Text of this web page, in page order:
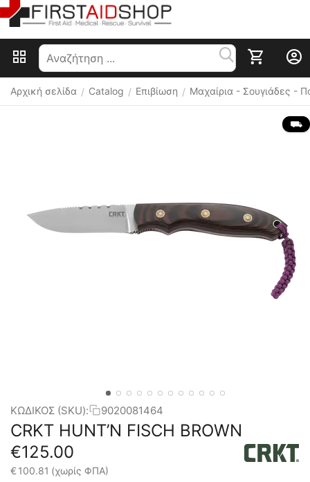
Αρχική σελίδα / Catalog / Επιβίωση / Μαχαίρια - Σουγιάδες -
⛟
ΚΩΔΙΚΟΣ (SKU): 9020081464
CRKT HUNT’N FISCH BROWN
€125.00
€100.81 (χωρίς ΦΠΑ)